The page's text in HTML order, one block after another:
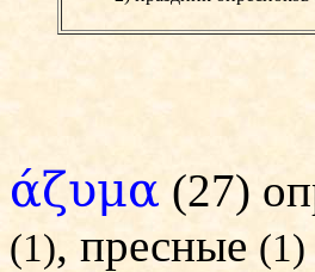
άζυμα (27)
(1), пресные (1)